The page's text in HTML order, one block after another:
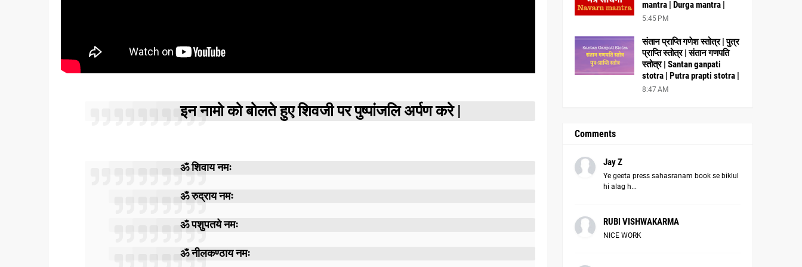
इन नामो को बोलते हुए शिवजी पर पुष्पांजलि अर्पण करे |
ॐ शिवाय नमः
ॐ रुद्राय नमः
ॐ पशुपतये नमः
ॐ नीलकण्ठाय नमः
mantra | Durga mantra |
5:45 PM
संतान प्राप्ति गणेश स्तोत्र | पुत्र
प्राप्ति स्तोत्र | संतान गणपति
स्तोत्र | Santan ganpati
stotra | Putra prapti stotra |
8:47 AM
Comments
Jay Z
Ye geeta press sahasranam book se biklul
hi alag h...
RUBI VISHWAKARMA
NICE WORK